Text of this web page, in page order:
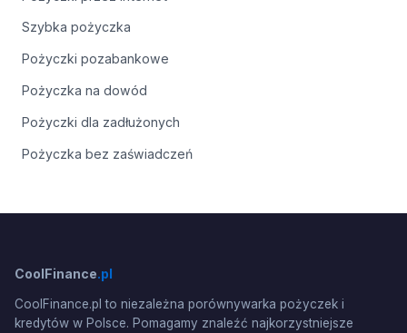
Szybka pożyczka
Pożyczki pozabankowe
Pożyczka na dowód
Pożyczki dla zadłużonych
Pożyczka bez zaświadczeń
CoolFinance.pl
CoolFinance.pl to niezależna porównywarka pożyczek i
kredytów w Polsce. Pomagamy znaleźć najkorzystniejsze